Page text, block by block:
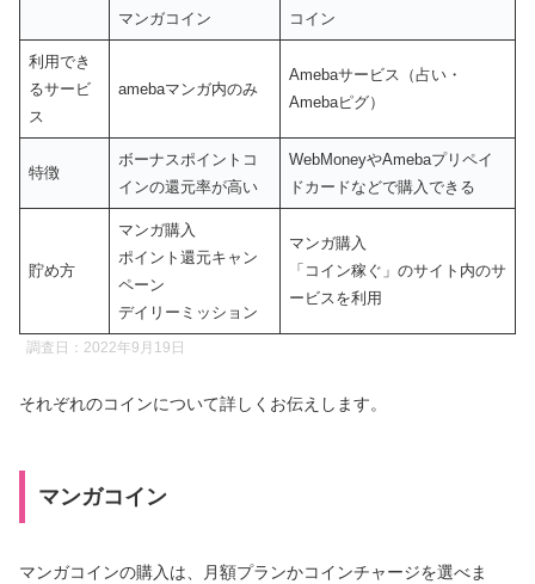
マンガコイン コイン
利用でき
るサービ
ス
amebaマンガ内のみ
Amebaサービス（占い・
Amebaピグ）
特徴
ボーナスポイントコ
インの還元率が高い
WebMoneyやAmebaプリペイ
ドカードなどで購入できる
貯め方
マンガ購入
ポイント還元キャン
ペーン
デイリーミッション
マンガ購入
「コイン稼ぐ」のサイト内のサ
ービスを利用
調査日：2022年9月19日
それぞれのコインについて詳しくお伝えします。
マンガコイン
マンガコインの購入は、月額プランかコインチャージを選べま